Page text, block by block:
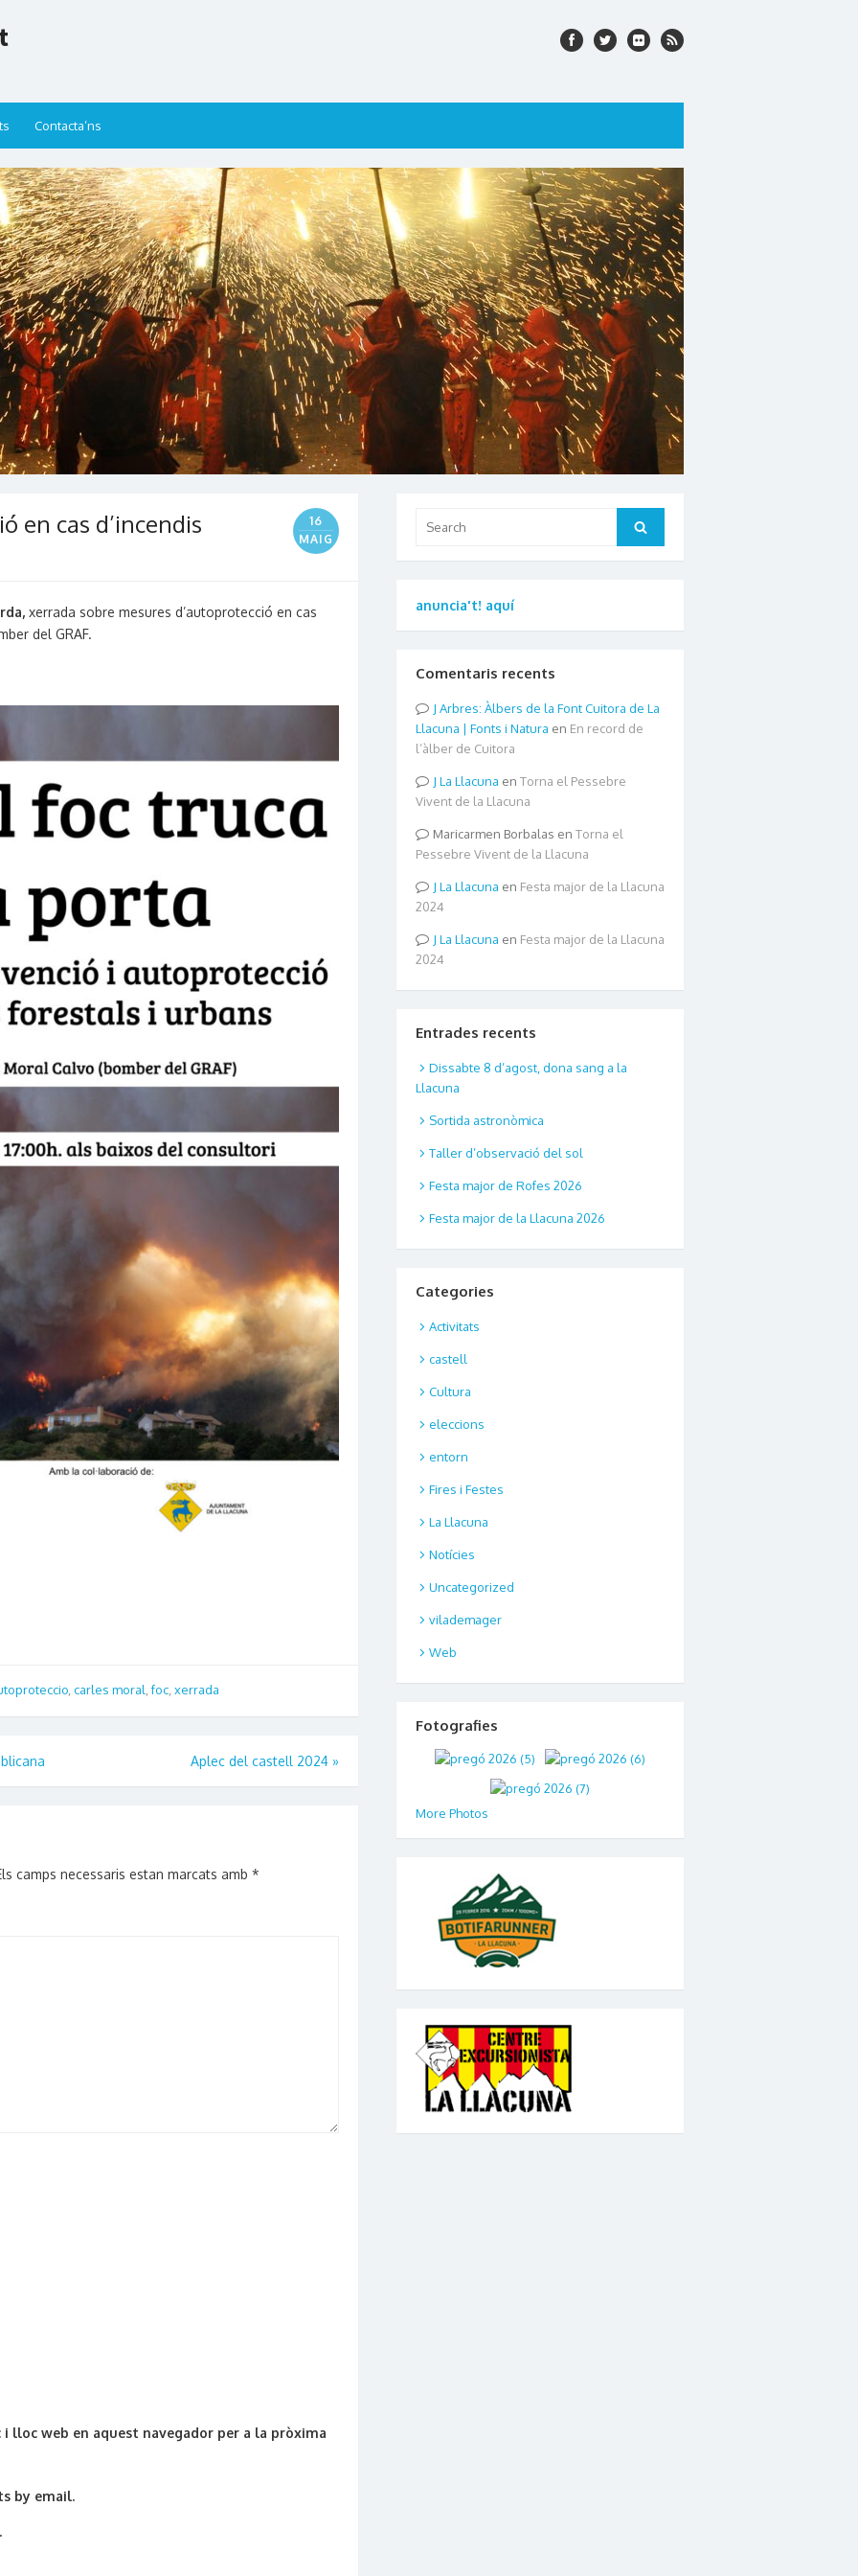
Contacta’ns
en cas d’incendis
16
MAIG
xerrada sobre mesures d’autoprotecció en cas
del GRAF.
, carles moral ,foc, xerrada
Aplec del castell 2024 »
camps necessaris estan marcats amb *
lloc web en aquest navegador per a la pròxima
by email.
for:
Search
anuncia't! aquí
Comentaris recents
Arbres: Àlbers de la Font Cuitora de La
Llacuna | Fonts i Natura en En record de
l’àlber de Cuitora
La Llacuna en Torna el Pessebre
Vivent de la Llacuna
Maricarmen Borbalas en Torna el
Pessebre Vivent de la Llacuna
La Llacuna en Festa major de la Llacuna
2024
La Llacuna en Festa major de la Llacuna
2024
Entrades recents
Dissabte 8 d’agost, dona sang a la
Llacuna
Sortida astronòmica
Taller d’observació del sol
Festa major de Rofes 2026
Festa major de la Llacuna 2026
Categories
Activitats
castell
Cultura
eleccions
entorn
Fires i Festes
La Llacuna
Notícies
Uncategorized
vilademager
Web
Fotografies
More Photos